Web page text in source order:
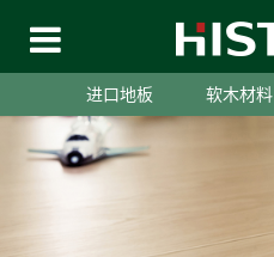
进口地板 软木材料